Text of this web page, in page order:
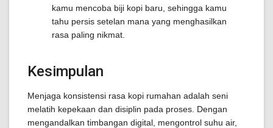
kamu mencoba biji kopi baru, sehingga kamu
tahu persis setelan mana yang menghasilkan
rasa paling nikmat.
Kesimpulan
Menjaga konsistensi rasa kopi rumahan adalah seni
melatih kepekaan dan disiplin pada proses. Dengan
mengandalkan timbangan digital, mengontrol suhu air,